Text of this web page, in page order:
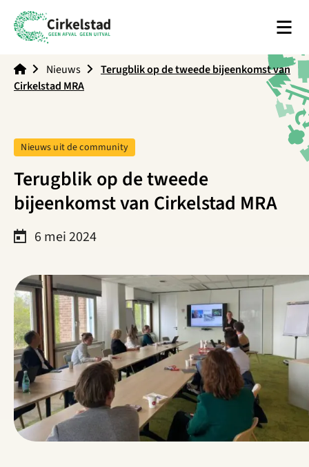
Menu
Nieuws
Terugblik op de tweede bijeenkomst van
Cirkelstad MRA
Terugblik op de tweede
bijeenkomst van Cirkelstad MRA
Tag:
Nieuws uit de community
6 mei 2024